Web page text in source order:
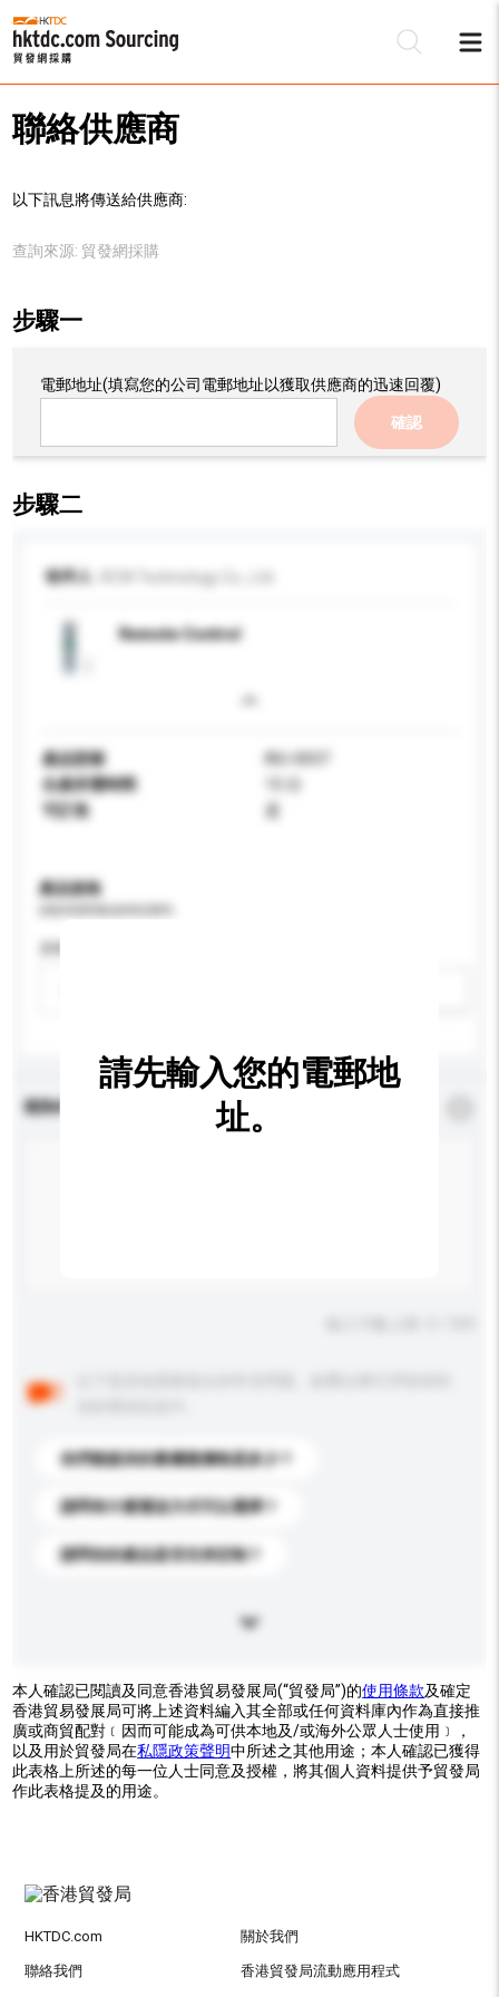
聯絡供應商
以下訊息將傳送給供應商:
查詢來源: 貿發網採購
步驟一
電郵地址(填寫您的公司電郵地址以獲取供應商的迅速回覆)
確認
步驟二
收件人
Remote Control
產品型號
IRU-0037
生產所需時間
可訂造
是
產品規格
查詢內容
你們能提供的最優惠價格是多少？
請問有什麼運送方式可以選擇？
請問你的產品是否支持定制？
請先輸入您的電郵地
址。
本人確認已閱讀及同意香港貿易發展局(“貿發局”)的使用條款及確定
香港貿易發展局可將上述資料編入其全部或任何資料庫內作為直接推
廣或商貿配對﹝因而可能成為可供本地及/或海外公眾人士使用﹞，
以及用於貿發局在私隱政策聲明中所述之其他用途；本人確認已獲得
此表格上所述的每一位人士同意及授權，將其個人資料提供予貿發局
作此表格提及的用途。
HKTDC.com 關於我們
聯絡我們 香港貿發局流動應用程式